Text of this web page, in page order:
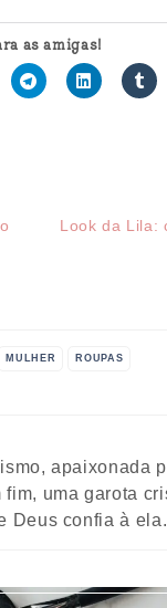
as amigas!
Look da Lila:
MULHER ROUPAS
apaixonada
uma garota
Deus confia à ela.